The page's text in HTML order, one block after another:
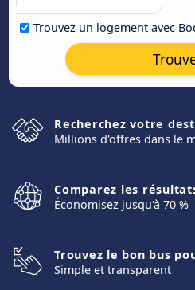
Trouvez un logement avec
Recherchez votre
Millions d'offres dans le
Comparez les
Économisez jusqu'à 70 %
Trouvez le bon bus
Simple et transparent